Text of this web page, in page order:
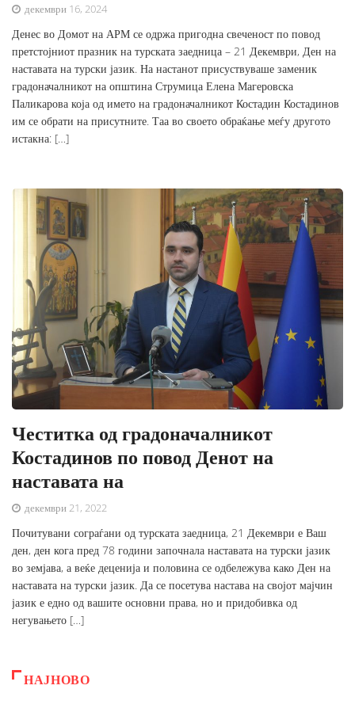
декември 16, 2024
Денес во Домот на АРМ се одржа пригодна свеченост по повод
претстојниот празник на турската заедница – 21 Декември, Ден на
наставата на турски јазик. На настанот присуствуваше заменик
градоначалникот на општина Струмица Елена Магеровска
Паликарова која од името на градоначалникот Костадин Костадинов
им се обрати на присутните. Таа во своето обраќање меѓу другото
истакна: […]
Честитка од градоначалникот
Костадинов по повод Денот на
наставата на
декември 21, 2022
Почитувани сограѓани од турската заедница, 21 Декември е Ваш
ден, ден кога пред 78 години започнала наставата на турски јазик
во земјава, а веќе деценија и половина се одбележува како Ден на
наставата на турски јазик. Да се посетува настава на својот мајчин
јазик е едно од вашите основни права, но и придобивка од
негувањето […]
НАЈНОВО